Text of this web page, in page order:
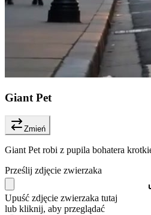
Giant Pet
Zmień
Giant Pet robi z pupila bohatera
Prześlij zdjęcie zwierzaka
Upuść zdjęcie zwierzaka tutaj
lub kliknij, aby przeglądać